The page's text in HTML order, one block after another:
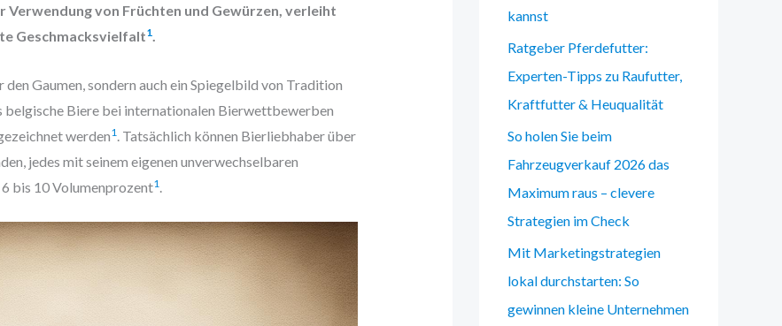
von Früchten und Gewürzen, verleiht
Geschmacksvielfalt1.
Gaumen, sondern auch ein Spiegelbild von Tradition
belgische Biere bei internationalen Bierwettbewerben
werden1. Tatsächlich können Bierliebhaber über
jedes mit seinem eigenen unverwechselbaren
bis 10 Volumenprozent1.
kannst
Ratgeber Pferdefutter:
Experten-Tipps zu Raufutter,
Kraftfutter & Heuqualität
So holen Sie beim
Fahrzeugverkauf 2026 das
Maximum raus – clevere
Strategien im Check
Mit Marketingstrategien
lokal durchstarten: So
gewinnen kleine Unternehmen